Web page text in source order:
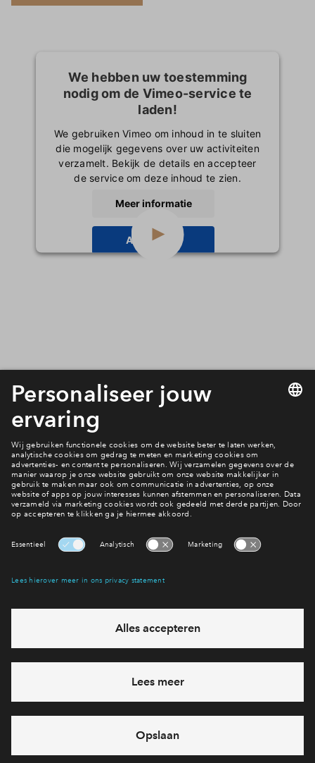
We hebben uw toestemming
nodig om de Vimeo-service te
laden!
We gebruiken Vimeo om inhoud in te sluiten
die mogelijk gegevens over uw activiteiten
verzamelt. Bekijk de details en accepteer
de service om deze inhoud te zien.
Meer informatie
Accepteren
Meer over het proces
Een woning kopen
Interesse? Meld je dan snel aan
Hiermee blijf je op de hoogte van het belangrijkste nieuws en
Ja, ik wil mij aanmelden
Heb je een vraag en wil je direct antwoord? Bel ons op
71 22 968
feestdagen)